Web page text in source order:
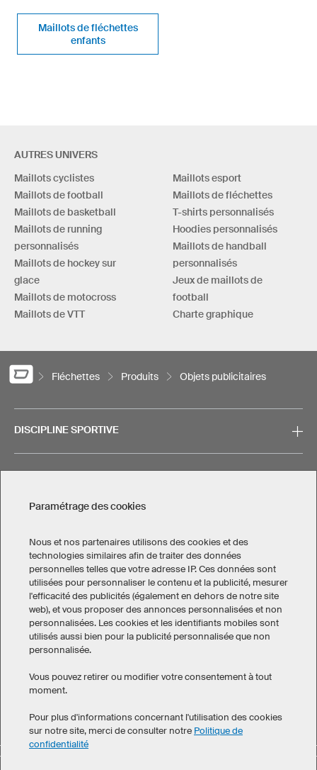
Maillots de fléchettes
enfants
AUTRES UNIVERS
Maillots cyclistes
Maillots de football
Maillots de basketball
Maillots de running
personnalisés
Maillots de hockey sur
glace
Maillots de motocross
Maillots de VTT
Maillots esport
Maillots de fléchettes
T-shirts personnalisés
Hoodies personnalisés
Maillots de handball
personnalisés
Jeux de maillots de
football
Charte graphique
Fléchettes Produits Objets publicitaires
DISCIPLINE SPORTIVE
Canada
Mentions légales
Politique de confidentialité
Paramétrage des cookies
Conditions générales de vente
Paramétrage des cookies
Nous et nos partenaires utilisons des cookies et des
technologies similaires afin de traiter des données
personnelles telles que votre adresse IP. Ces données sont
utilisées pour personnaliser le contenu et la publicité, mesurer
l'efficacité des publicités (également en dehors de notre site
web), et vous proposer des annonces personnalisées et non
personnalisées. Les cookies et les identifiants mobiles sont
utilisés aussi bien pour la publicité personnalisée que non
personnalisée.
Vous pouvez retirer ou modifier votre consentement à tout
moment.
Pour plus d'informations concernant l'utilisation des cookies
sur notre site, merci de consulter notre Politique de
confidentialité